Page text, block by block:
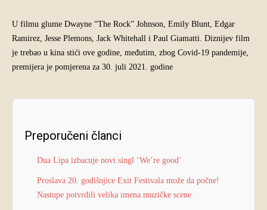
U filmu glume Dwayne “The Rock” Johnson, Emily Blunt, Edgar
Ramirez, Jesse Plemons, Jack Whitehall i Paul Giamatti. Diznijev film
je trebao u kina stići ove godine, međutim, zbog Covid-19 pandemije,
premijera je pomjerena za 30. juli 2021. godine
Preporučeni članci
Dua Lipa izbacuje novi singl ‘We’re good’
Proslava 20. godišnjice Exit Festivala može da počne!
Nastupe potvrdili velika imena muzičke scene